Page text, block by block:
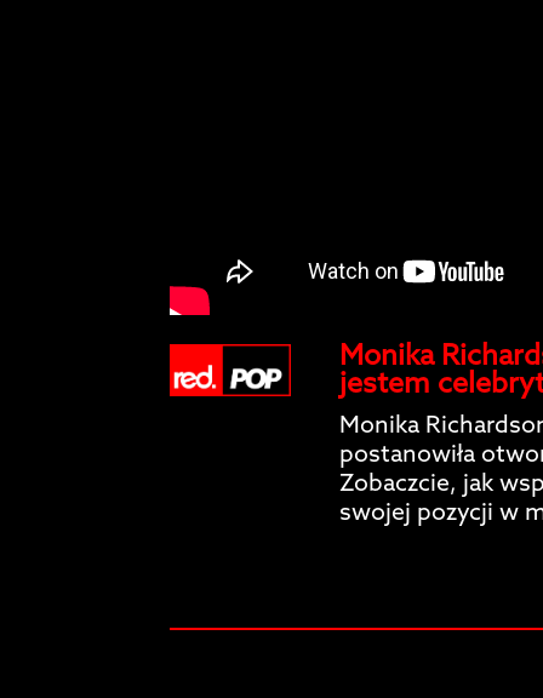
Monika
jestem
Monika
postanowiła
Zobaczcie, jak
swojej pozycji w